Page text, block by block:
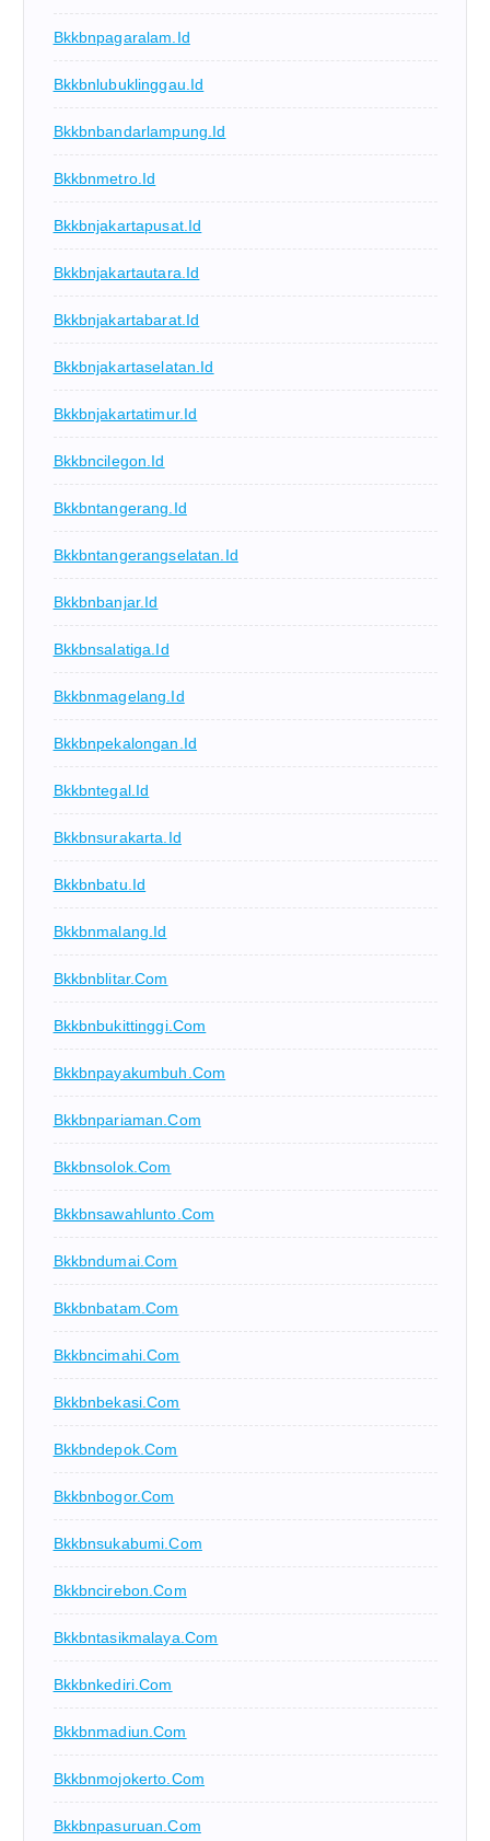
Bkkbnpagaralam.id
Bkkbnlubuklinggau.id
Bkkbnbandarlampung.id
Bkkbnmetro.id
Bkkbnjakartapusat.id
Bkkbnjakartautara.id
Bkkbnjakartabarat.id
Bkkbnjakartaselatan.id
Bkkbnjakartatimur.id
Bkkbncilegon.id
Bkkbntangerang.id
Bkkbntangerangselatan.id
Bkkbnbanjar.id
Bkkbnsalatiga.id
Bkkbnmagelang.id
Bkkbnpekalongan.id
Bkkbntegal.id
Bkkbnsurakarta.id
Bkkbnbatu.id
Bkkbnmalang.id
Bkkbnblitar.com
Bkkbnbukittinggi.com
Bkkbnpayakumbuh.com
Bkkbnpariaman.com
Bkkbnsolok.com
Bkkbnsawahlunto.com
Bkkbndumai.com
Bkkbnbatam.com
Bkkbncimahi.com
Bkkbnbekasi.com
Bkkbndepok.com
Bkkbnbogor.com
Bkkbnsukabumi.com
Bkkbncirebon.com
Bkkbntasikmalaya.com
Bkkbnkediri.com
Bkkbnmadiun.com
Bkkbnmojokerto.com
Bkkbnpasuruan.com